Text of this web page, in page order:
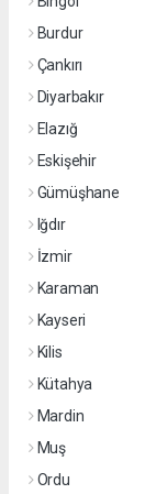
Burdur
Çankırı
Diyarbakır
Elazığ
Eskişehir
Gümüşhane
Iğdır
İzmir
Karaman
Kayseri
Kilis
Kütahya
Mardin
Muş
Ordu